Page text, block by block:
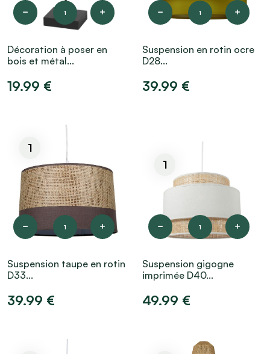
1
Décoration à poser en
bois et métal...
19.99 €
1
Suspension en rotin ocre
D28...
39.99 €
1
1
Suspension taupe en rotin
D33...
39.99 €
1
1
Suspension gigogne
imprimée D40...
49.99 €